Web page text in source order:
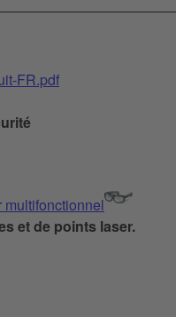
FR.pdf
et de points laser.